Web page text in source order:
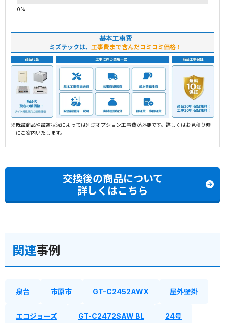
基本工事費
ミズテックは、 工事費まで含んだコミコミ価格！
※既設商品や設置状況によっては別途オプション工事費が必要です。詳しくはお見積り時
にご案内いたします。
交換後の商品について
詳しくはこちら
関連事例
泉台 市原市 GT-C2452AWX 屋外壁掛
エコジョーズ GT-C2472SAW BL 24号